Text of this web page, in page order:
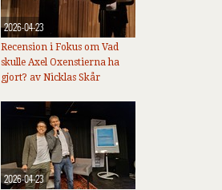
2026-04-23
Recension i Fokus om Vad
skulle Axel Oxenstierna ha
gjort? av Nicklas Skår
2026-04-23